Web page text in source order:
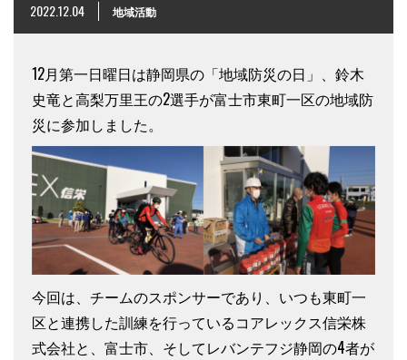
2022.12.04 地域活動
12月第一日曜日は静岡県の「地域防災の日」、鈴木
史竜と高梨万里王の2選手が富士市東町一区の地域防
災に参加しました。
今回は、チームのスポンサーであり、いつも東町一
区と連携した訓練を行っているコアレックス信栄株
式会社と、富士市、そしてレバンテフジ静岡の4者が